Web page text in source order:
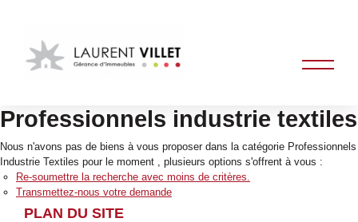
Professionnels industrie textiles
Nous n'avons pas de biens à vous proposer dans la catégorie Professionnels
Industrie Textiles pour le moment , plusieurs options s'offrent à vous :
Re-soumettre la recherche avec moins de critères.
Transmettez-nous votre demande
PLAN DU SITE